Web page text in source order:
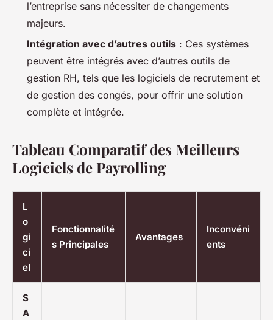
l’entreprise sans nécessiter de changements
majeurs.
Intégration avec d’autres outils : Ces systèmes
peuvent être intégrés avec d’autres outils de
gestion RH, tels que les logiciels de recrutement et
de gestion des congés, pour offrir une solution
complète et intégrée.
Tableau Comparatif des Meilleurs
Logiciels de Payrolling
L
o
gi
ci
el
Fonctionnalité
s Principales
Avantages
Inconvéni
ents
S
A